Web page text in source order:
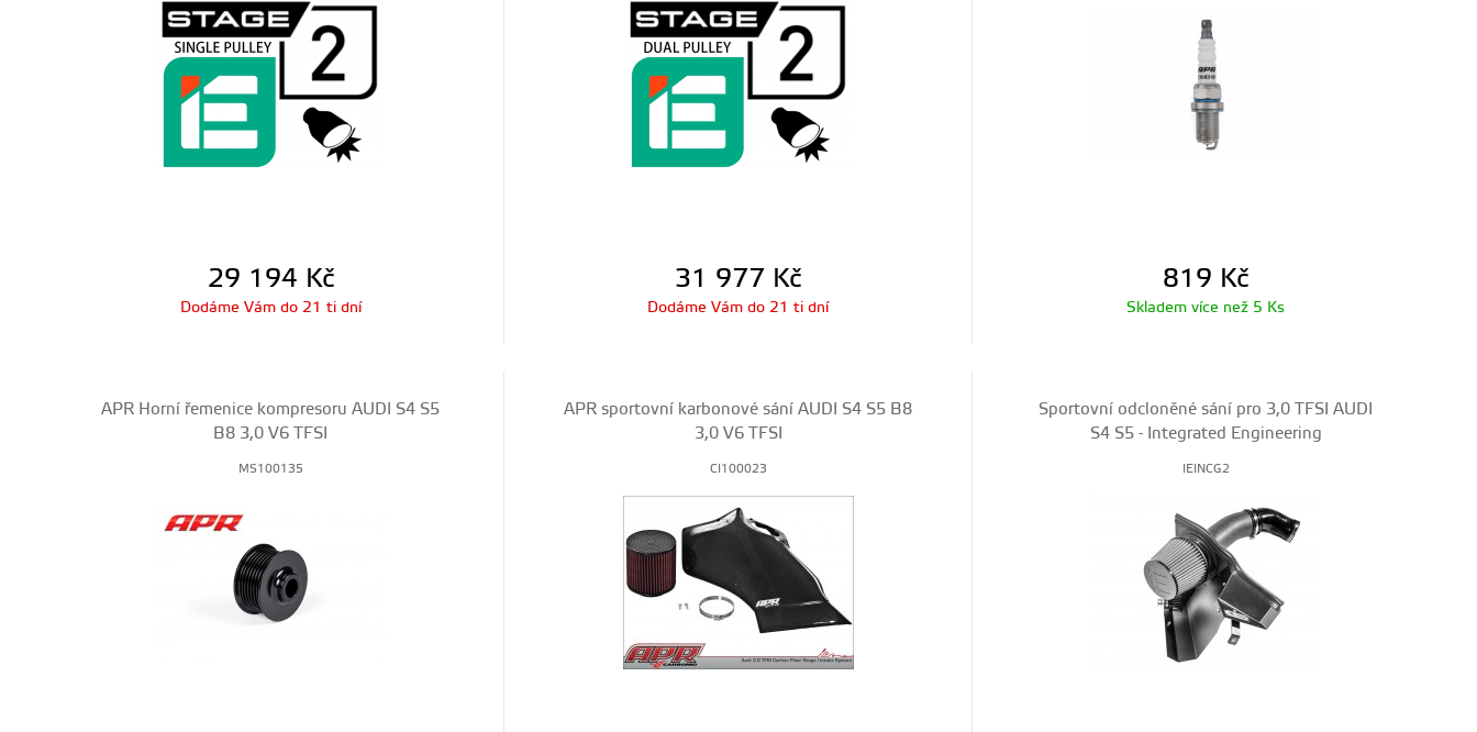
29 194 Kč
Dodáme Vám do 21 ti dní
31 977 Kč
Dodáme Vám do 21 ti dní
819 Kč
Skladem více než 5 Ks
APR Horní řemenice kompresoru AUDI S4 S5
B8 3,0 V6 TFSI
MS100135
APR sportovní karbonové sání AUDI S4 S5 B8
3,0 V6 TFSI
CI100023
Sportovní odcloněné sání pro 3,0 TFSI AUDI
S4 S5 - Integrated Engineering
IEINCG2